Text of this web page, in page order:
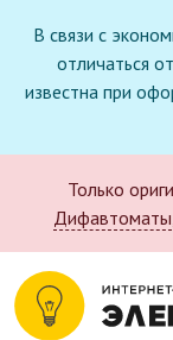
В связи с
отличаться
известна при
Только
Дифавтоматы